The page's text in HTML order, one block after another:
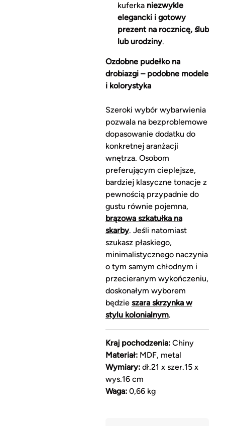
kuferka niezwykle
elegancki i gotowy
prezent na rocznicę, ślub
lub urodziny.
Ozdobne pudełko na
drobiazgi – podobne modele
i kolorystyka
Szeroki wybór wybarwienia
pozwala na bezproblemowe
dopasowanie dodatku do
konkretnej aranżacji
wnętrza. Osobom
preferującym cieplejsze,
bardziej klasyczne tonacje z
pewnością przypadnie do
gustu równie pojemna,
brązowa szkatułka na
skarby. Jeśli natomiast
szukasz płaskiego,
minimalistycznego naczynia
o tym samym chłodnym i
przecieranym wykończeniu,
doskonałym wyborem
będzie szara skrzynka w
stylu kolonialnym.
Kraj pochodzenia:Chiny
Materiał:MDF, metal
Wymiary:dł.21 x szer.15 x
wys.16 cm
Waga:0,66 kg